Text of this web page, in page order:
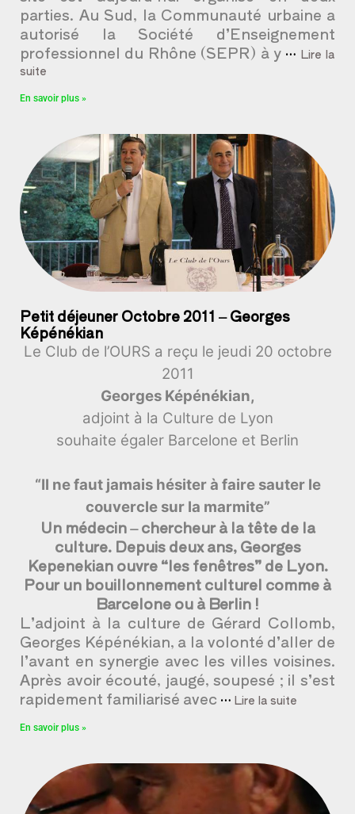
parties. Au Sud, la Communauté urbaine a
autorisé la Société d’Enseignement
professionnel du Rhône (SEPR) à y … Lire la
suite
En savoir plus »
Petit déjeuner Octobre 2011 – Georges
Képénékian
Le Club de l’OURS a reçu le jeudi 20 octobre
2011
Georges Képénékian,
adjoint à la Culture de Lyon
souhaite égaler Barcelone et Berlin
“Il ne faut jamais hésiter à faire sauter le
couvercle sur la marmite”
Un médecin – chercheur à la tête de la
culture. Depuis deux ans, Georges
Kepenekian ouvre “les fenêtres” de Lyon.
Pour un bouillonnement culturel comme à
Barcelone ou à Berlin !
L’adjoint à la culture de Gérard Collomb,
Georges Képénékian, a la volonté d’aller de
l’avant en synergie avec les villes voisines.
Après avoir écouté, jaugé, soupesé ; il s’est
rapidement familiarisé avec … Lire la suite
En savoir plus »